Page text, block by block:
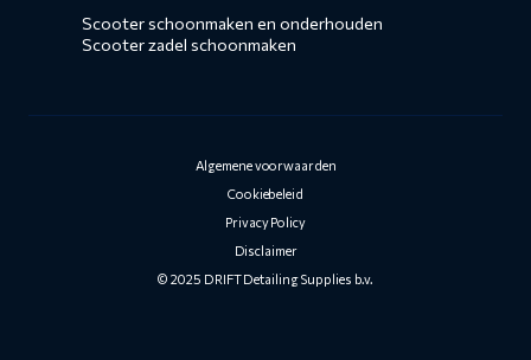
Scooter schoonmaken en onderhouden
Scooter zadel schoonmaken
Algemene voorwaarden
Cookiebeleid
Privacy Policy
Disclaimer
© 2025 DRIFT Detailing Supplies b.v.